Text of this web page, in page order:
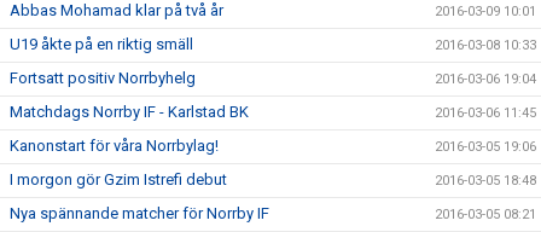
Abbas Mohamad klar på två år 2016-03-09 10:01
U19 åkte på en riktig smäll 2016-03-08 10:33
Fortsatt positiv Norrbyhelg 2016-03-06 19:04
Matchdags Norrby IF - Karlstad BK 2016-03-06 11:45
Kanonstart för våra Norrbylag! 2016-03-05 19:06
I morgon gör Gzim Istrefi debut 2016-03-05 18:48
Nya spännande matcher för Norrby IF 2016-03-05 08:21